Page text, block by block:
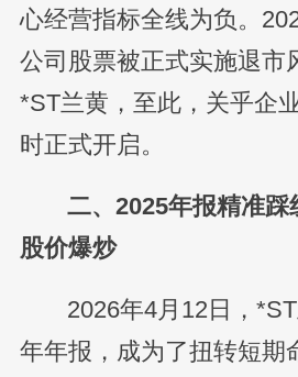
心经营指标全线为负。
公司股票被正式实施退市
*ST兰黄，至此，关乎企
时正式开启。
二、2025年报精准踩
股价爆炒
2026年4月12日，
年年报，成为了扭转短期